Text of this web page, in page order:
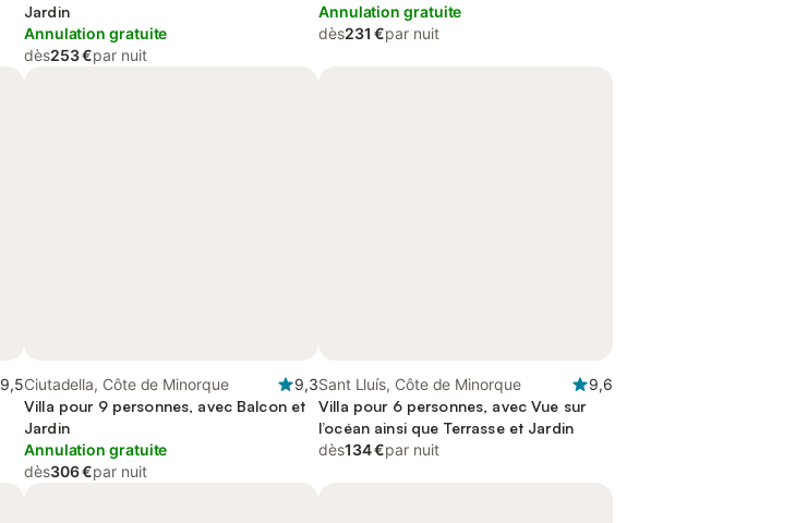
Jardin
Annulation gratuite
dès253 €par nuit
Annulation gratuite
dès231 €par nuit
9,5Ciutadella, Côte de Minorque
9,3
Villa pour 9 personnes, avec Balcon et
Jardin
Annulation gratuite
dès306 €par nuit
Sant Lluís, Côte de Minorque
9,6
Villa pour 6 personnes, avec Vue sur
l’océan ainsi que Terrasse et Jardin
dès134 €par nuit